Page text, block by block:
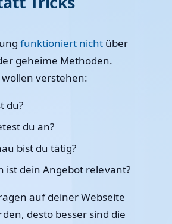
funktioniert nicht über
geheime Methoden.
verstehen:
du?
du an?
bist du tätig?
ist dein Angebot relevant?
auf deiner Webseite
desto besser sind die